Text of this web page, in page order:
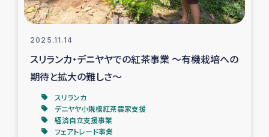
インターン・ボランティア日誌
経済自立支援事業
ガザ空爆被災者への食料支援と農家生産支援
2025.11.14
スリランカ・デニヤヤでの紅茶事業 ～有機栽培への
期待と拡大の難しさ～
スリランカ
デニヤヤ小規模紅茶農家支援
経済自立支援事業
フェアトレード事業